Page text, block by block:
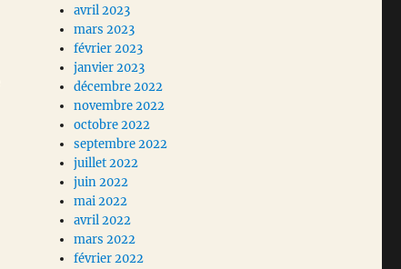
avril 2023
mars 2023
février 2023
janvier 2023
décembre 2022
novembre 2022
octobre 2022
septembre 2022
juillet 2022
juin 2022
mai 2022
avril 2022
mars 2022
février 2022